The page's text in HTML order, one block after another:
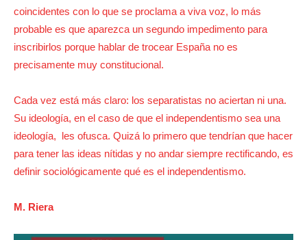
coincidentes con lo que se proclama a viva voz, lo más
probable es que aparezca un segundo impedimento para
inscribirlos porque hablar de trocear España no es
precisamente muy constitucional.
Cada vez está más claro: los separatistas no aciertan ni una.
Su ideología, en el caso de que el independentismo sea una
ideología, les ofusca. Quizá lo primero que tendrían que hacer
para tener las ideas nítidas y no andar siempre rectificando, es
definir sociológicamente qué es el independentismo.
M. Riera